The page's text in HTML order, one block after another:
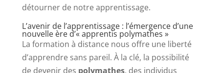
détourner de notre apprentissage.
L’avenir de l’apprentissage : l’émergence d’une
nouvelle ère d’« apprentis polymathes »
La formation à distance nous offre une liberté
d’apprendre sans pareil. À la clé, la possibilité
de devenir des polymathes, des individus